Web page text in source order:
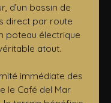
d’un bassin de
direct par route
poteau électrique
atout.
immédiate des
le Café del Mar